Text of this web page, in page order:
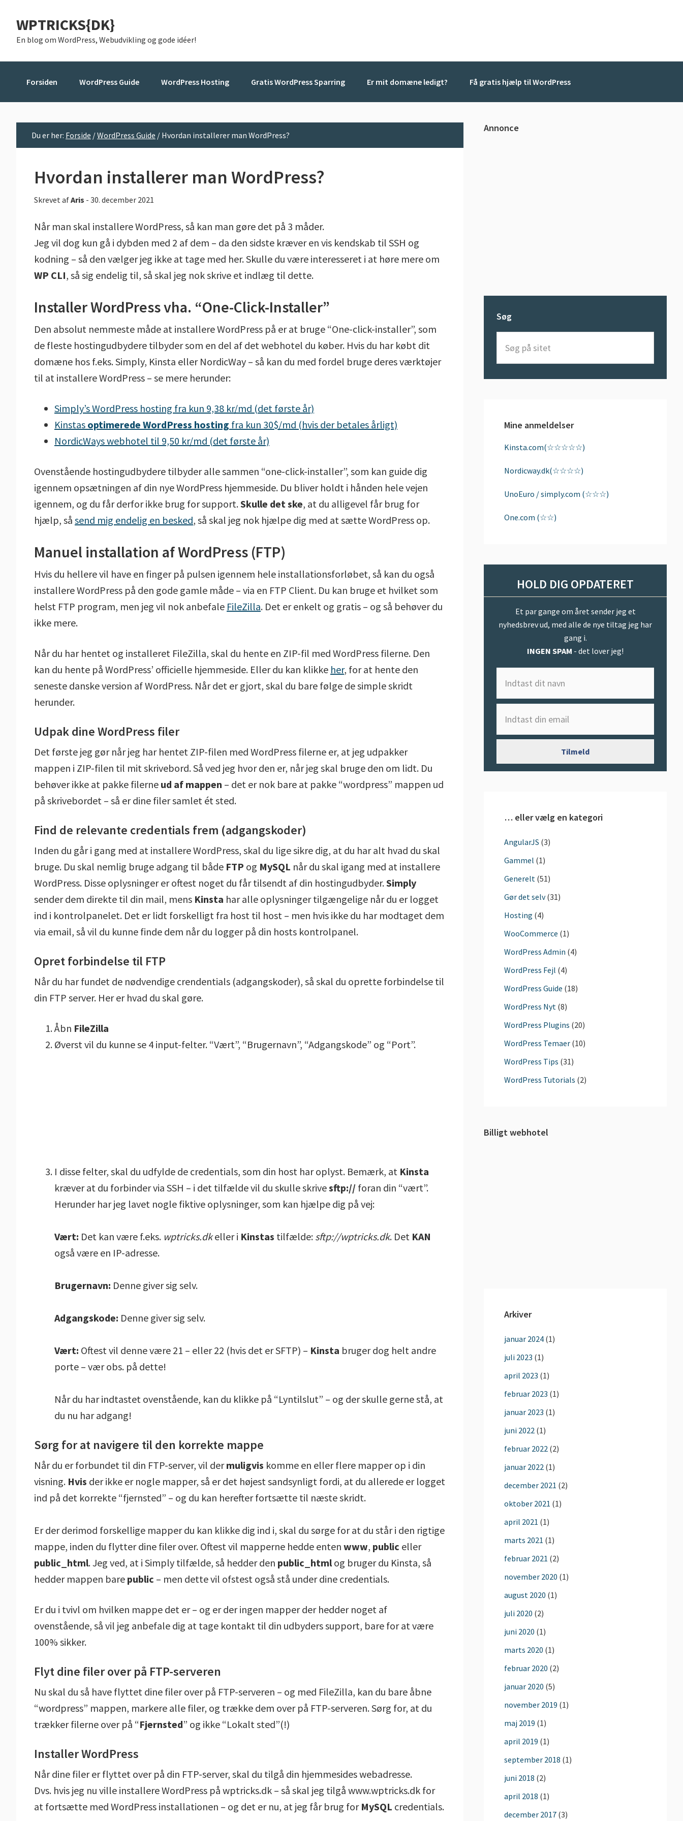
direkte
indhold
direkte
WPTRICKS{DK}
En blog om WordPress, Webudvikling og gode idéer!
Forsiden WordPress Guide WordPress Hosting Gratis WordPress Sparring Er mit domæne ledigt? Få gratis hjælp til WordPress
Du er her: Forside /WordPress Guide / Hvordan installerer man WordPress?
Hvordan installerer man WordPress?
Skrevet afAris - 30. december 2021
Når man skal installere WordPress, så kan man gøre det på 3 måder.
Jeg vil dog kun gå i dybden med 2 af dem – da den sidste kræver en vis kendskab til SSH og
kodning – så den vælger jeg ikke at tage med her. Skulle du være interesseret i at høre mere om
WP CLI, så sig endelig til, så skal jeg nok skrive et indlæg til dette.
Installer WordPress vha. “One-Click-Installer”
Den absolut nemmeste måde at installere WordPress på er at bruge “One-click-installer”, som
de fleste hostingudbydere tilbyder som en del af det webhotel du køber. Hvis du har købt dit
domæne hos f.eks. Simply, Kinsta eller NordicWay – så kan du med fordel bruge deres værktøjer
til at installere WordPress – se mere herunder:
Simply’s WordPress hosting fra kun 9,38 kr/md (det første år)
Kinstas optimerede WordPress hosting fra kun 30$/md (hvis der betales årligt)
NordicWays webhotel til 9,50 kr/md (det første år)
Ovenstående hostingudbydere tilbyder alle sammen “one-click-installer”, som kan guide dig
igennem opsætningen af din nye WordPress hjemmeside. Du bliver holdt i hånden hele vejen
igennem, og du får derfor ikke brug for support.Skulle det ske, at du alligevel får brug for
hjælp, så send mig endelig en besked, så skal jeg nok hjælpe dig med at sætte WordPress op.
Manuel installation af WordPress (FTP)
Hvis du hellere vil have en finger på pulsen igennem hele installationsforløbet, så kan du også
installere WordPress på den gode gamle måde – via en FTP Client. Du kan bruge et hvilket som
helst FTP program, men jeg vil nok anbefale FileZilla. Det er enkelt og gratis – og så behøver du
ikke mere.
Når du har hentet og installeret FileZilla, skal du hente en ZIP-fil med WordPress filerne. Den
kan du hente på WordPress’ officielle hjemmeside. Eller du kan klikke her, for at hente den
seneste danske version af WordPress. Når det er gjort, skal du bare følge de simple skridt
herunder.
Udpak dine WordPress filer
Det første jeg gør når jeg har hentet ZIP-filen med WordPress filerne er, at jeg udpakker
mappen i ZIP-filen til mit skrivebord. Så ved jeg hvor den er, når jeg skal bruge den om lidt. Du
behøver ikke at pakke filerne ud af mappen – det er nok bare at pakke “wordpress” mappen ud
på skrivebordet – så er dine filer samlet ét sted.
Find de relevante credentials frem (adgangskoder)
Inden du går i gang med at installere WordPress, skal du lige sikre dig, at du har alt hvad du skal
bruge. Du skal nemlig bruge adgang til både FTP og MySQL når du skal igang med at installere
WordPress. Disse oplysninger er oftest noget du får tilsendt af din hostingudbyder.Simply
sender dem direkte til din mail, mens Kinsta har alle oplysninger tilgængelige når du er logget
ind i kontrolpanelet. Det er lidt forskelligt fra host til host – men hvis ikke du har modtaget dem
via email, så vil du kunne finde dem når du logger på din hosts kontrolpanel.
Opret forbindelse til FTP
Når du har fundet de nødvendige crendentials (adgangskoder), så skal du oprette forbindelse til
din FTP server. Her er hvad du skal gøre.
Åbn FileZilla
Øverst vil du kunne se 4 input-felter. “Vært”, “Brugernavn”, “Adgangskode” og “Port”.
I disse felter, skal du udfylde de credentials, som din host har oplyst. Bemærk, at Kinsta
kræver at du forbinder via SSH – i det tilfælde vil du skulle skrivesftp:// foran din “vært”.
Herunder har jeg lavet nogle fiktive oplysninger, som kan hjælpe dig på vej:
Vært: Det kan være f.eks. wptricks.dkeller i Kinstas tilfælde: sftp://wptricks.dk. Det KAN
også være en IP-adresse.
Brugernavn: Denne giver sig selv.
Adgangskode: Denne giver sig selv.
Vært: Oftest vil denne være 21 – eller 22 (hvis det er SFTP) – Kinsta bruger dog helt andre
porte – vær obs. på dette!
Når du har indtastet ovenstående, kan du klikke på “Lyntilslut” – og der skulle gerne stå, at
du nu har adgang!
Sørg for at navigere til den korrekte mappe
Når du er forbundet til din FTP-server, vil dermuligvis komme en eller flere mapper op i din
visning. Hvis der ikke er nogle mapper, så er det højest sandsynligt fordi, at du allerede er logget
ind på det korrekte “fjernsted” – og du kan herefter fortsætte til næste skridt.
Er der derimod forskellige mapper du kan klikke dig ind i, skal du sørge for at du står i den rigtige
mappe, inden du flytter dine filer over. Oftest vil mapperne hedde enten www, public eller
public_html. Jeg ved, at i Simply tilfælde, så hedder den public_htmlog bruger du Kinsta, så
hedder mappen bare public – men dette vil ofstest også stå under dine credentials.
Er du i tvivl om hvilken mappe det er – og er der ingen mapper der hedder noget af
ovenstående, så vil jeg anbefale dig at tage kontakt til din udbyders support, bare for at være
100% sikker.
Flyt dine filer over på FTP-serveren
Nu skal du så have flyttet dine filer over på FTP-serveren – og med FileZilla, kan du bare åbne
“wordpress” mappen, markere alle filer, og trække dem over på FTP-serveren. Sørg for, at du
trækker filerne over på “Fjernsted” og ikke “Lokalt sted”(!)
Installer WordPress
Når dine filer er flyttet over på din FTP-server, skal du tilgå din hjemmesides webadresse.
Dvs. hvis jeg nu ville installere WordPress på wptricks.dk – så skal jeg tilgå www.wptricks.dk for
at fortsætte med WordPress installationen – og det er nu, at jeg får brug for MySQL credentials.
Primær
Annonce
Søg
sitet
Mine anmeldelser
Kinsta.com(☆☆☆☆☆)
Nordicway.dk(☆☆☆☆)
UnoEuro / simply.com (☆☆☆)
One.com (☆☆)
HOLD DIG OPDATERET
Et par gange om året sender jeg et
nyhedsbrev ud, med alle de nye tiltag jeg har
gang i.
INGEN SPAM - det lover jeg!
… eller vælg en kategori
AngularJS (3)
Gammel (1)
Generelt (51)
Gør det selv(31)
Hosting (4)
WooCommerce (1)
WordPress Admin (4)
WordPress Fejl (4)
WordPress Guide (18)
WordPress Nyt (8)
WordPress Plugins (20)
WordPress Temaer (10)
WordPress Tips (31)
WordPress Tutorials (2)
Billigt webhotel
Arkiver
januar 2024 (1)
juli 2023 (1)
april 2023 (1)
februar 2023 (1)
januar 2023 (1)
juni 2022 (1)
februar 2022 (2)
januar 2022 (1)
december 2021 (2)
oktober 2021 (1)
april 2021 (1)
marts 2021 (1)
februar 2021 (2)
november 2020 (1)
august 2020 (1)
juli 2020 (2)
juni 2020 (1)
marts 2020 (1)
februar 2020 (2)
januar 2020 (5)
november 2019 (1)
maj 2019 (1)
april 2019 (1)
september 2018 (1)
juni 2018 (2)
april 2018 (1)
december 2017 (3)